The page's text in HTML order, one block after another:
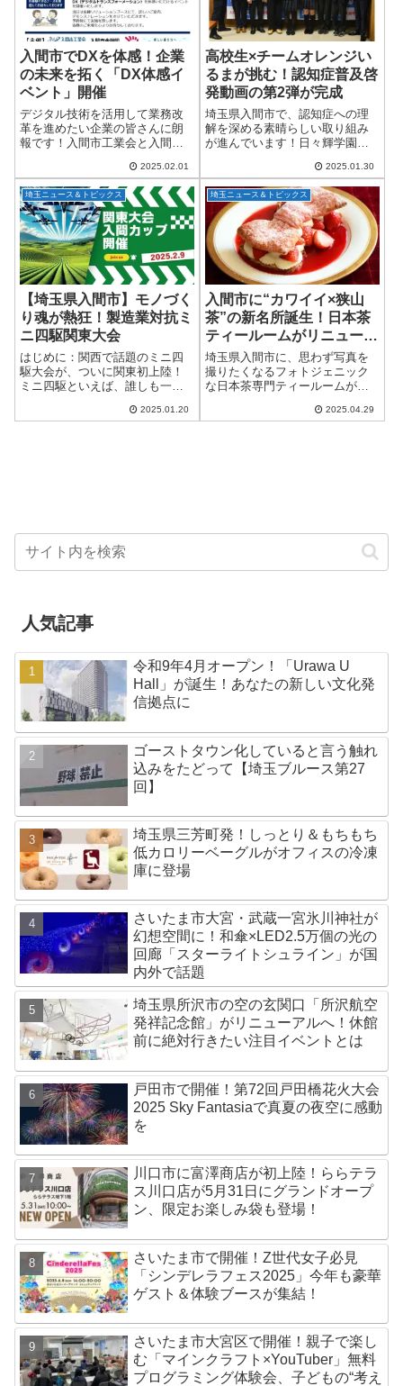
入間市でDXを体感！企業
の未来を拓く「DX体感イ
ベント」開催
デジタル技術を活用して業務改
革を進めたい企業の皆さんに朗
報です！入間市工業会と入間市
ント」が、2025年2月20日(木)・
21日(金)の2日間、入間ガス株式
会社にて開催されます。「DX
体...
2025.02.01
高校生×チームオレンジい
るまが挑む！認知症普及啓
発動画の第2弾が完成
埼玉県入間市で、認知症への理
解を深める素晴らしい取り組み
が進んでいます！日々輝学園高
ま」が共同制作した認知症普及
啓発動画の第2弾が完成し、2025
年1月27日に入間市長への報告会
が行われま...
2025.01.30
埼玉ニュース＆トピックス
【埼玉県入間市】モノづく
り魂が熱狂！製造業対抗ミ
ニ四駆関東大会
はじめに：関西で話題のミニ四
駆大会が、ついに関東初上陸！
ミニ四駆といえば、誰しも一度
レースマシンというイメージを
2025.01.20
埼玉ニュース＆トピックス
入間市に“カワイイ×狭山
茶”の新名所誕生！日本茶
ティールームがリニューア
ル
埼玉県入間市に、思わず写真を
撮りたくなるフォトジェニック
な日本茶専門ティールームが誕
「THÉLLERIO TEA ROOM（テ
2025.04.29
人気記事
令和9年4月オープン！「Urawa U
Hall」が誕生！あなたの新しい文化発
信拠点に
ゴーストタウン化していると言う触れ
込みをたどって【埼玉ブルース第27
回】
埼玉県三芳町発！しっとり＆もちもち
低カロリーベーグルがオフィスの冷凍
庫に登場
さいたま市大宮・武蔵一宮氷川神社が
幻想空間に！和傘×LED2.5万個の光の
回廊「スターライトシュライン」が国
内外で話題
埼玉県所沢市の空の玄関口「所沢航空
発祥記念館」がリニューアルへ！休館
前に絶対行きたい注目イベントとは
戸田市で開催！第72回戸田橋花火大会
2025 Sky Fantasiaで真夏の夜空に感動
を
川口市に富澤商店が初上陸！ららテラ
ス川口店が5月31日にグランドオープ
ン、限定お楽しみ袋も登場！
さいたま市で開催！Z世代女子必見
「シンデレラフェス2025」今年も豪華
ゲスト＆体験ブースが集結！
さいたま市大宮区で開催！親子で楽し
む「マインクラフト×YouTuber」無料
プログラミング体験会、子どもの“考え